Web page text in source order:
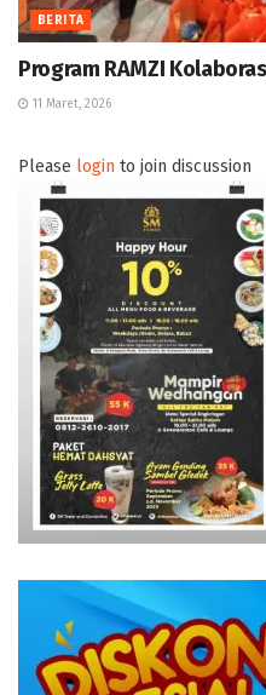
BERITA
Program RAMZI
11 Maret, 2026
Please login to join discussion